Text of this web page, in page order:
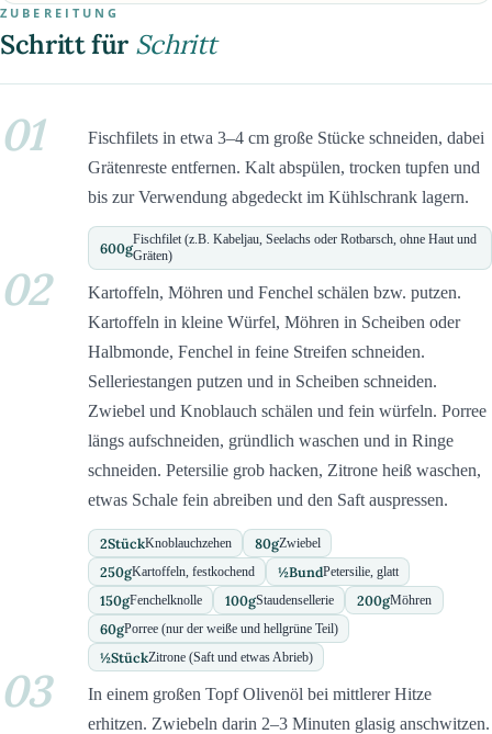
ZUBEREITUNG
Schritt für Schritt
01
Fischfilets in etwa 3–4 cm große Stücke schneiden, dabei
Grätenreste entfernen. Kalt abspülen, trocken tupfen und
bis zur Verwendung abgedeckt im Kühlschrank lagern.
600gFischfilet (z.B. Kabeljau, Seelachs oder Rotbarsch, ohne Haut und
Gräten)
02
Kartoffeln, Möhren und Fenchel schälen bzw. putzen.
Kartoffeln in kleine Würfel, Möhren in Scheiben oder
Halbmonde, Fenchel in feine Streifen schneiden.
Selleriestangen putzen und in Scheiben schneiden.
Zwiebel und Knoblauch schälen und fein würfeln. Porree
längs aufschneiden, gründlich waschen und in Ringe
schneiden. Petersilie grob hacken, Zitrone heiß waschen,
etwas Schale fein abreiben und den Saft auspressen.
2StückKnoblauchzehen 80gZwiebel
250gKartoffeln, festkochend ½BundPetersilie, glatt
150gFenchelknolle 100gStaudensellerie 200gMöhren
60gPorree (nur der weiße und hellgrüne Teil)
½StückZitrone (Saft und etwas Abrieb)
03
In einem großen Topf Olivenöl bei mittlerer Hitze
erhitzen. Zwiebeln darin 2–3 Minuten glasig anschwitzen.